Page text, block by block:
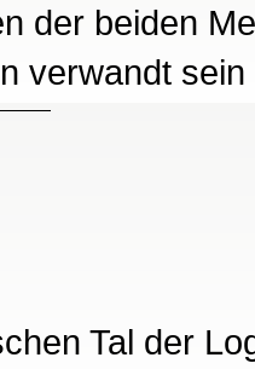
der beiden
verwandt sein
Tal der